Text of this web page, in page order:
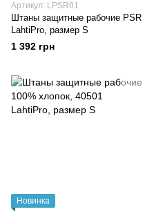
Артикул: LPSR01
Штаны защитные рабочие PSR
LahtiPro, размер S
1 392 грн
Новинка